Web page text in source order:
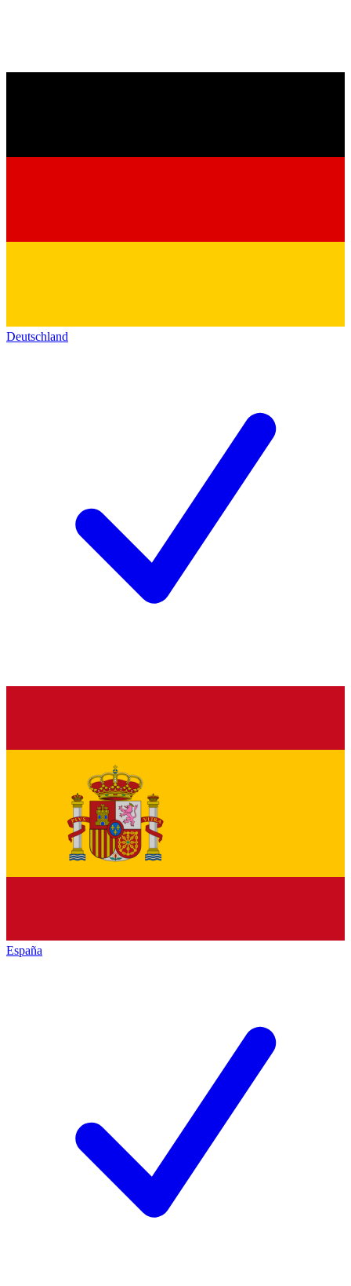
Deutschland
España